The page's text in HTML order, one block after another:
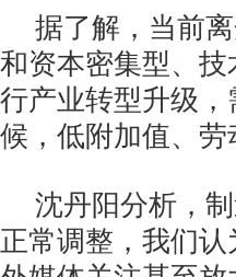
据了解，当前
和资本密集型、
行产业转型升级
候，低附加值、
沈丹阳分析，
正常调整，我们